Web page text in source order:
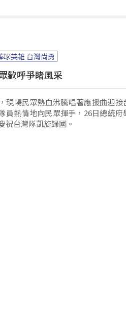
球英雄 台灣尚勇
歡呼爭睹風采
現場民眾熱血沸騰唱著應援曲迎接
員熱情地向民眾揮手，26日總統府
祝台灣隊凱旋歸國。